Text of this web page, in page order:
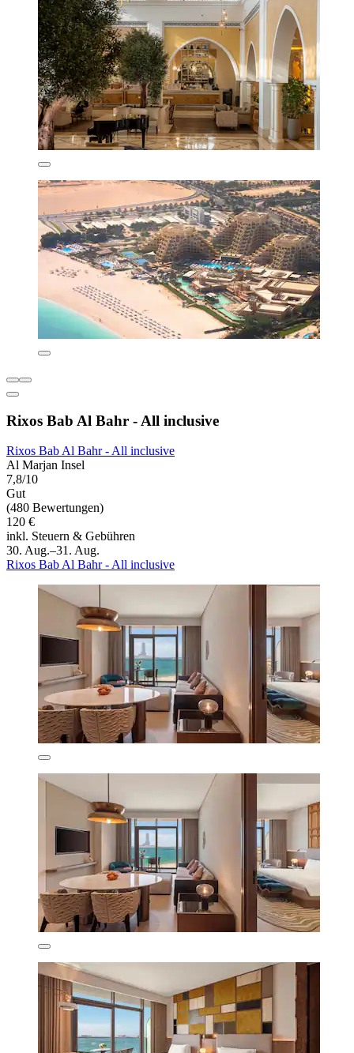
Rixos Bab Al Bahr - All inclusive
Rixos Bab Al Bahr - All inclusive
Al Marjan Insel
7,8/10
Gut
(480 Bewertungen)
120 €
inkl. Steuern & Gebühren
30. Aug.–31. Aug.
Rixos Bab Al Bahr - All inclusive